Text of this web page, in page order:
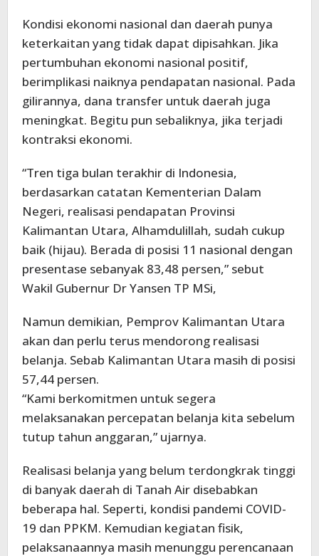
Kondisi ekonomi nasional dan daerah punya
keterkaitan yang tidak dapat dipisahkan. Jika
pertumbuhan ekonomi nasional positif,
berimplikasi naiknya pendapatan nasional. Pada
gilirannya, dana transfer untuk daerah juga
meningkat. Begitu pun sebaliknya, jika terjadi
kontraksi ekonomi.
“Tren tiga bulan terakhir di Indonesia,
berdasarkan catatan Kementerian Dalam
Negeri, realisasi pendapatan Provinsi
Kalimantan Utara, Alhamdulillah, sudah cukup
baik (hijau). Berada di posisi 11 nasional dengan
presentase sebanyak 83,48 persen,” sebut
Wakil Gubernur Dr Yansen TP MSi,
Namun demikian, Pemprov Kalimantan Utara
akan dan perlu terus mendorong realisasi
belanja. Sebab Kalimantan Utara masih di posisi
57,44 persen.
“Kami berkomitmen untuk segera
melaksanakan percepatan belanja kita sebelum
tutup tahun anggaran,” ujarnya.
Realisasi belanja yang belum terdongkrak tinggi
di banyak daerah di Tanah Air disebabkan
beberapa hal. Seperti, kondisi pandemi COVID-
19 dan PPKM. Kemudian kegiatan fisik,
pelaksanaannya masih menunggu perencanaan